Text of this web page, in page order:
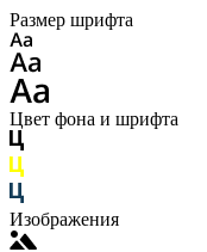
Размер шрифта
Цвет фона и шрифта
Изображения